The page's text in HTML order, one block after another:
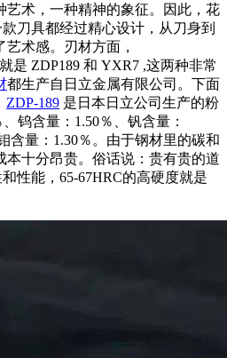
艺术，一种精神的象征。因此，花
刀具都经过精心设计，从刀身到
术感。刃材方面，
是 ZDP189 和 YXR7 ,这两种非常
都生产自日立金属有限公司。下面
ZDP-189 是日本日立公司生产的粉
、钨含量：1.50％、钒含量：
含量：1.30％。由于钢材里的碳和
本十分昂贵。俗话说：贵有贵的道
性能，65-67HRC的高硬度就是